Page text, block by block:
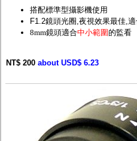
搭配標準型攝影機使用
F1.2鏡頭光圈,夜視效果最佳,
8mm鏡頭適合中小範圍的監看
NT$ 200 about USD$ 6.23